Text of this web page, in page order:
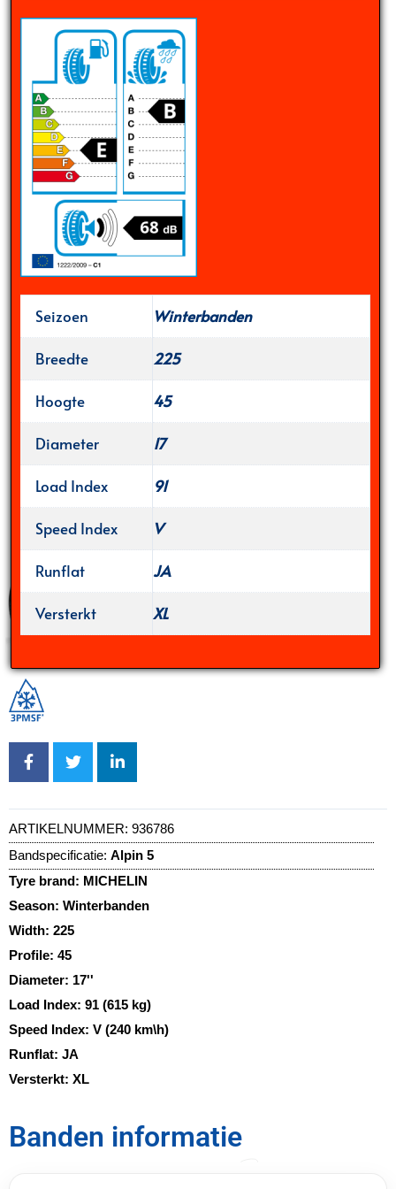
Seizoen
Winterbanden
Breedte
225
Hoogte
45
Diameter
17
Load Index
91
Speed Index
V
Runflat
JA
Versterkt
XL
ARTIKELNUMMER: 936786
Bandspecificatie: Alpin 5
Tyre brand: MICHELIN
Season: Winterbanden
Width: 225
Profile: 45
Diameter: 17''
Load Index: 91 (615 kg)
Speed Index: V (240 km\h)
Runflat: JA
Versterkt: XL
Banden informatie